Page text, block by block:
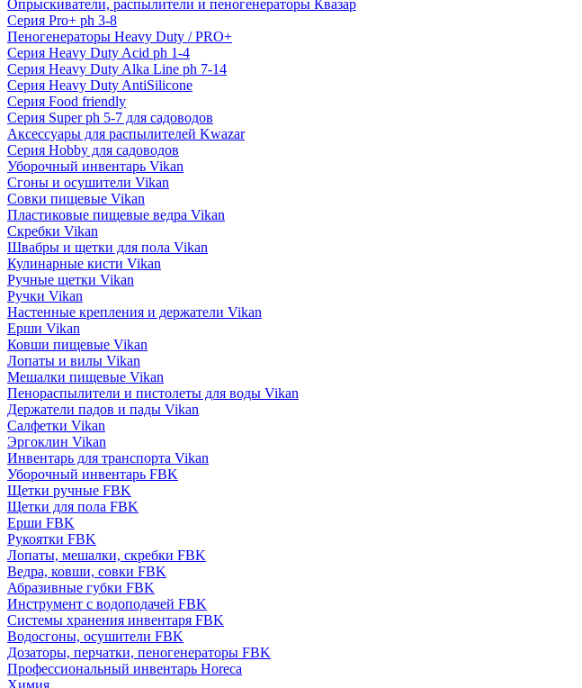
Опрыскиватели, распылители и пеногенераторы Квазар
Серия Pro+ ph 3-8
Пеногенераторы Heavy Duty / PRO+
Серия Heavy Duty Acid ph 1-4
Серия Heavy Duty Alka Line ph 7-14
Серия Heavy Duty AntiSilicone
Серия Food friendly
Серия Super ph 5-7 для садоводов
Аксессуары для распылителей Kwazar
Серия Hobby для садоводов
Уборочный инвентарь Vikan
Сгоны и осушители Vikan
Совки пищевые Vikan
Пластиковые пищевые ведра Vikan
Скребки Vikan
Швабры и щетки для пола Vikan
Кулинарные кисти Vikan
Ручные щетки Vikan
Ручки Vikan
Настенные крепления и держатели Vikan
Ерши Vikan
Ковши пищевые Vikan
Лопаты и вилы Vikan
Мешалки пищевые Vikan
Пенораспылители и пистолеты для воды Vikan
Держатели падов и пады Vikan
Салфетки Vikan
Эргоклин Vikan
Инвентарь для транспорта Vikan
Уборочный инвентарь FBK
Щетки ручные FBK
Щетки для пола FBK
Ерши FBK
Рукоятки FBK
Лопаты, мешалки, скребки FBK
Ведра, ковши, совки FBK
Абразивные губки FBK
Инструмент с водоподачей FBK
Системы хранения инвентаря FBK
Водосгоны, осушители FBK
Дозаторы, перчатки, пеногенераторы FBK
Профессиональный инвентарь Horeca
Химия